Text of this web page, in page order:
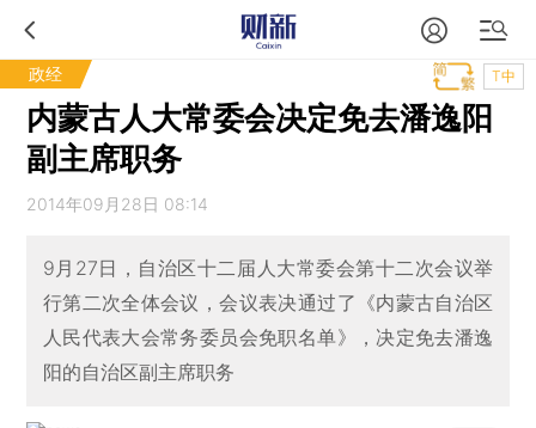
政经 T中
内蒙古人大常委会决定免去潘逸阳
副主席职务
2014年09月28日 08:14
9月27日，自治区十二届人大常委会第十二次会议举
行第二次全体会议，会议表决通过了《内蒙古自治区
人民代表大会常务委员会免职名单》，决定免去潘逸
阳的自治区副主席职务